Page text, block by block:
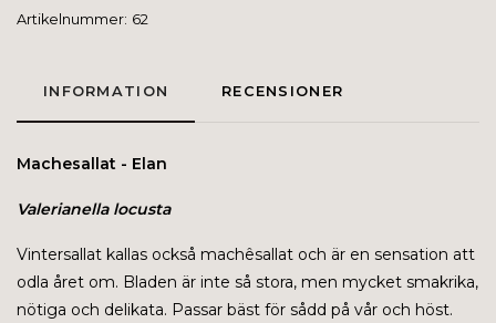
Artikelnummer: 62
INFORMATION RECENSIONER
Machesallat - Elan
Valerianella locusta
Vintersallat kallas också machêsallat och är en sensation att
odla året om. Bladen är inte så stora, men mycket smakrika,
nötiga och delikata. Passar bäst för sådd på vår och höst.